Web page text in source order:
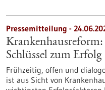
Pressemitteilung -
Schlüssel zum Erfolg
Frühzeitig, offen und
ist aus Sicht von